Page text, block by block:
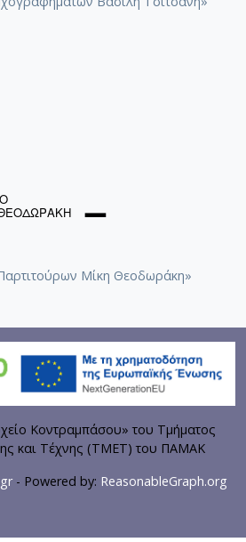
Μίκη Θεοδωράκη»
Κοντραμπάσου» του Τμήματος
και Τέχνης (ΤΜΕΤ) του ΠΑΜΑΚ
- Powered by: ReasonableGraph.org